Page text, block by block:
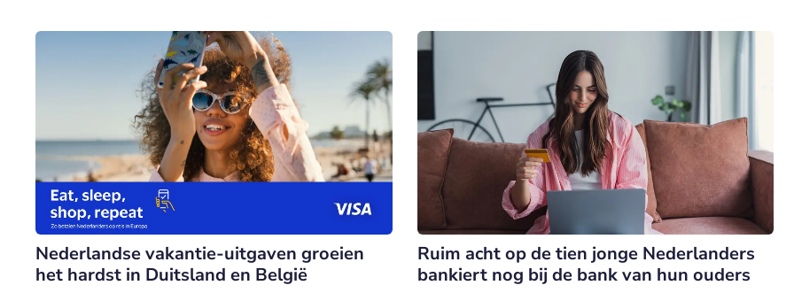
Nederlandse vakantie-uitgaven groeien
het hardst in Duitsland en België
Ruim acht op de tien jonge Nederlanders
bankiert nog bij de bank van hun ouders